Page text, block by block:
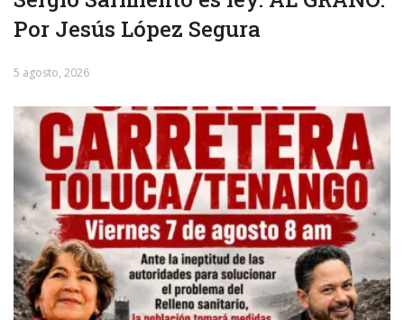
Por Jesús López Segura
5 agosto, 2026